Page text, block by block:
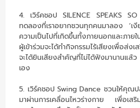
4. เวิร์คชอป SILENCE SPEAKS
ทดลองที่เราอยากชวนทุกคนมาลอง ‘เ
ความเป็นไปที่เกิดขึ้นทั้งภายนอกและภา
ผู้เข้าร่วมจะได้ทำกิจกรรมไร้เสียงเพื่อส่ง
จะได้ยินเสียงสำคัญที่ไม่ได้ฟังมานานแล้
เอง
5. เวิร์คชอป Swing Dance ชวนให้คุ
มาผ่านการเคลื่อนไหวร่างกาย เพื่อเสริ